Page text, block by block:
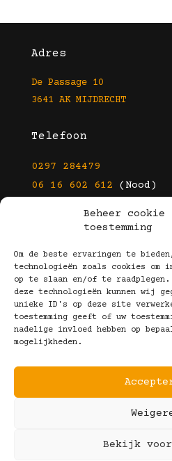
Beheer cookie
toestemming
Om de beste ervaringen te
technologieën zoals cookies om
op te slaan en/of te raadplegen.
deze technologieën kunnen wij
unieke ID's op deze site
toestemming geeft of uw
nadelige invloed hebben op
mogelijkheden.
Bekijk
Adres
De Passage 10
3641 AK MIJDRECHT
Telefoon
0297 284479
06 16 602 612 (Nood)
info@kootbrillen.nl
Volg Ons!
Copyright ©
Algemene